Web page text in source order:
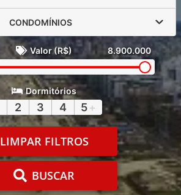
CONDOMÍNIOS
Valor (R$) 8.900.000
Dormitórios
2 3 4 5 +
LIMPAR FILTROS
BUSCAR